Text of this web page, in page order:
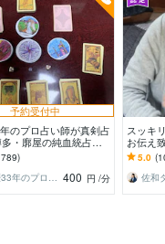
予約受付中
のプロ占い師が真剣占
・廓屋の純血統占い
鳥
鑑定歴33年のプロ占い師 雷鳥 400 円 /分
スッキ
お伝え
間関係
持ち等◎
5.0